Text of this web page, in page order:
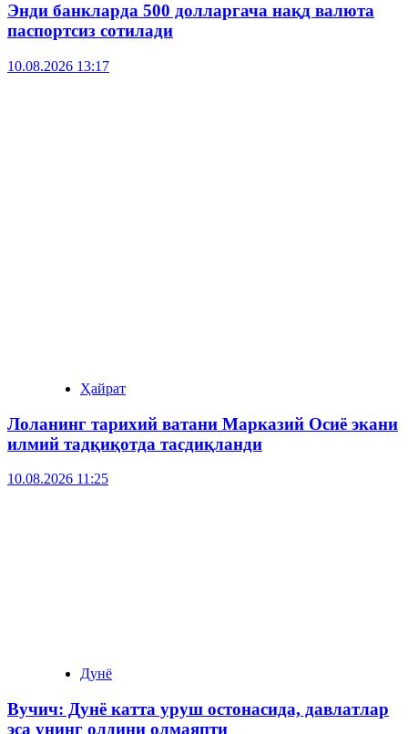
Энди банкларда 500 долларгача нақд валюта
паспортсиз сотилади
10.08.2026 13:17
Ҳайрат
Лоланинг тарихий ватани Марказий Осиё экани
илмий тадқиқотда тасдиқланди
10.08.2026 11:25
Дунё
Вучич: Дунё катта уруш остонасида, давлатлар
эса унинг олдини олмаяпти